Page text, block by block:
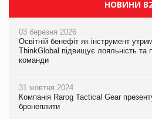
НОВИНИ
03 березня 2026
Освітній бенефіт як інструмент
ThinkGlobal підвищує лояльність та
команди
31 жовтня 2024
Компанія Rarog Tactical Gear
бронеплити